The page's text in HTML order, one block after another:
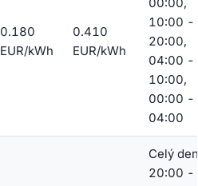
0.180
EUR/kWh
0.410
EUR/kWh
10:00 -
20:00,
04:00 -
10:00,
00:00 -
04:00
Celý den,
20:00 -